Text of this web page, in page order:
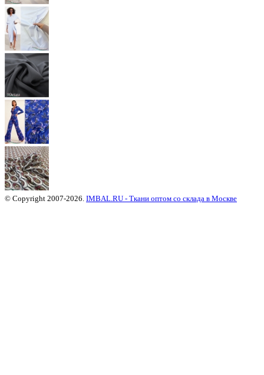
© Copyright 2007-2026. IMBAL.RU - Ткани оптом со склада в Москве